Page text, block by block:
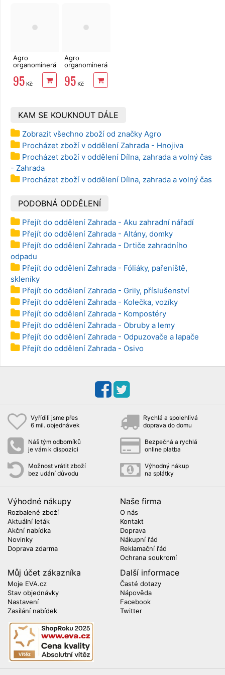
Agro
organominerální
okurky a
cukety 1kg
95 Kč
Agro
organominerální
hnojivo růže
1kg
95Kč
KAM SE KOUKNOUT DÁLE
Zobrazit všechno zboží od značky Agro
Procházet zboží v oddělení Zahrada - Hnojiva
Procházet zboží v oddělení Dílna, zahrada a volný čas
- Zahrada
Procházet zboží v oddělení Dílna, zahrada a volný čas
PODOBNÁ ODDĚLENÍ
Přejít do oddělení Zahrada - Aku zahradní nářadí
Přejít do oddělení Zahrada - Altány, domky
Přejít do oddělení Zahrada - Drtiče zahradního
odpadu
Přejít do oddělení Zahrada - Fóliáky, pařeniště,
skleníky
Přejít do oddělení Zahrada - Grily, příslušenství
Přejít do oddělení Zahrada - Kolečka, vozíky
Přejít do oddělení Zahrada - Kompostéry
Přejít do oddělení Zahrada - Obruby a lemy
Přejít do oddělení Zahrada - Odpuzovače a lapače
Přejít do oddělení Zahrada - Osivo
Vyřídili jsme přes
6 mil. objednávek
Rychlá a spolehlivá
doprava do domu
Náš tým odborníků
je vám k dispozici
Bezpečná a rychlá
online platba
Možnost vrátit zboží
bez udání důvodu
Výhodný nákup
na splátky
Výhodné nákupy
Rozbalené zboží
Aktuální leták
Akční nabídka
Novinky
Doprava zdarma
Naše firma
O nás
Kontakt
Doprava
Nákupní řád
Reklamační řád
Ochrana soukromí
Můj účet zákazníka
Moje EVA.cz
Stav objednávky
Nastavení
Zasílání nabídek
Další informace
Časté dotazy
Nápověda
Facebook
Twitter